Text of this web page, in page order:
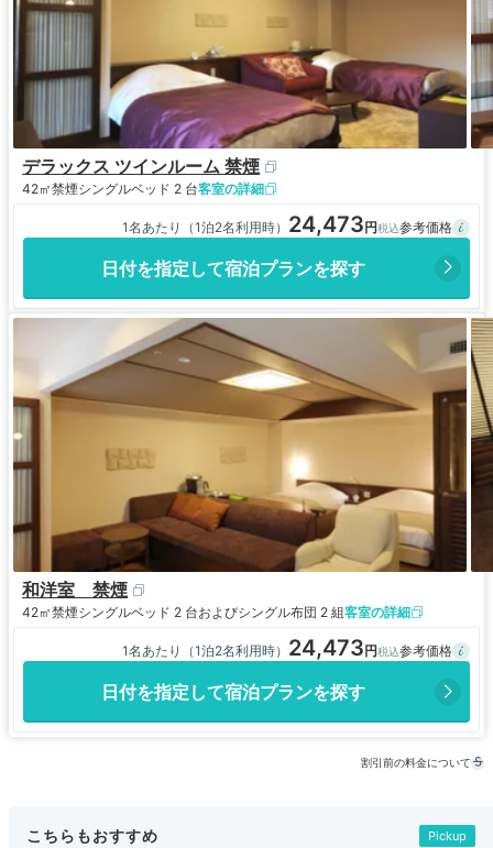
デラックス ツインルーム 禁煙
42㎡禁煙シングルベッド 2 台客室の詳細
1名あたり（1泊2名利用時） 24,473
日付を指定して宿泊プランを探す
和洋室 禁煙
42㎡禁煙シングルベッド 2 台およびシングル布団 2 組客室の詳細
1名あたり（1泊2名利用時） 24,473
日付を指定して宿泊プランを探す
割引前の料金について
こちらもおすすめ Pickup